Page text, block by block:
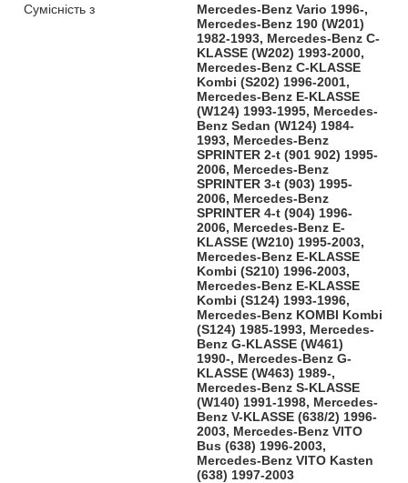
Сумісність з
Mercedes-Benz Vario 1996-,
Mercedes-Benz 190 (W201)
1982-1993, Mercedes-Benz C-
KLASSE (W202) 1993-2000,
Mercedes-Benz C-KLASSE
Kombi (S202) 1996-2001,
Mercedes-Benz E-KLASSE
(W124) 1993-1995, Mercedes-
Benz Sedan (W124) 1984-
1993, Mercedes-Benz
SPRINTER 2-t (901 902) 1995-
2006, Mercedes-Benz
SPRINTER 3-t (903) 1995-
2006, Mercedes-Benz
SPRINTER 4-t (904) 1996-
2006, Mercedes-Benz E-
KLASSE (W210) 1995-2003,
Mercedes-Benz E-KLASSE
Kombi (S210) 1996-2003,
Mercedes-Benz E-KLASSE
Kombi (S124) 1993-1996,
Mercedes-Benz KOMBI Kombi
(S124) 1985-1993, Mercedes-
Benz G-KLASSE (W461)
1990-, Mercedes-Benz G-
KLASSE (W463) 1989-,
Mercedes-Benz S-KLASSE
(W140) 1991-1998, Mercedes-
Benz V-KLASSE (638/2) 1996-
2003, Mercedes-Benz VITO
Bus (638) 1996-2003,
Mercedes-Benz VITO Kasten
(638) 1997-2003